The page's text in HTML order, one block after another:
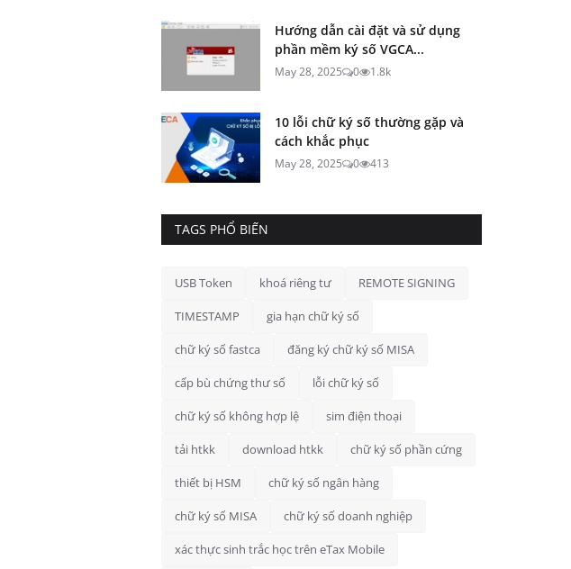
Hướng dẫn cài đặt và sử dụng
phần mềm ký số VGCA...
May 28, 2025 0 1.8k
10 lỗi chữ ký số thường gặp và
cách khắc phục
May 28, 2025 0 413
TAGS PHỔ BIẾN
USB Token khoá riêng tư REMOTE SIGNING
TIMESTAMP gia hạn chữ ký số
chữ ký số fastca đăng ký chữ ký số MISA
cấp bù chứng thư số lỗi chữ ký số
chữ ký số không hợp lệ sim điện thoại
tải htkk download htkk chữ ký số phần cứng
thiết bị HSM chữ ký số ngân hàng
chữ ký số MISA chữ ký số doanh nghiệp
xác thực sinh trắc học trên eTax Mobile